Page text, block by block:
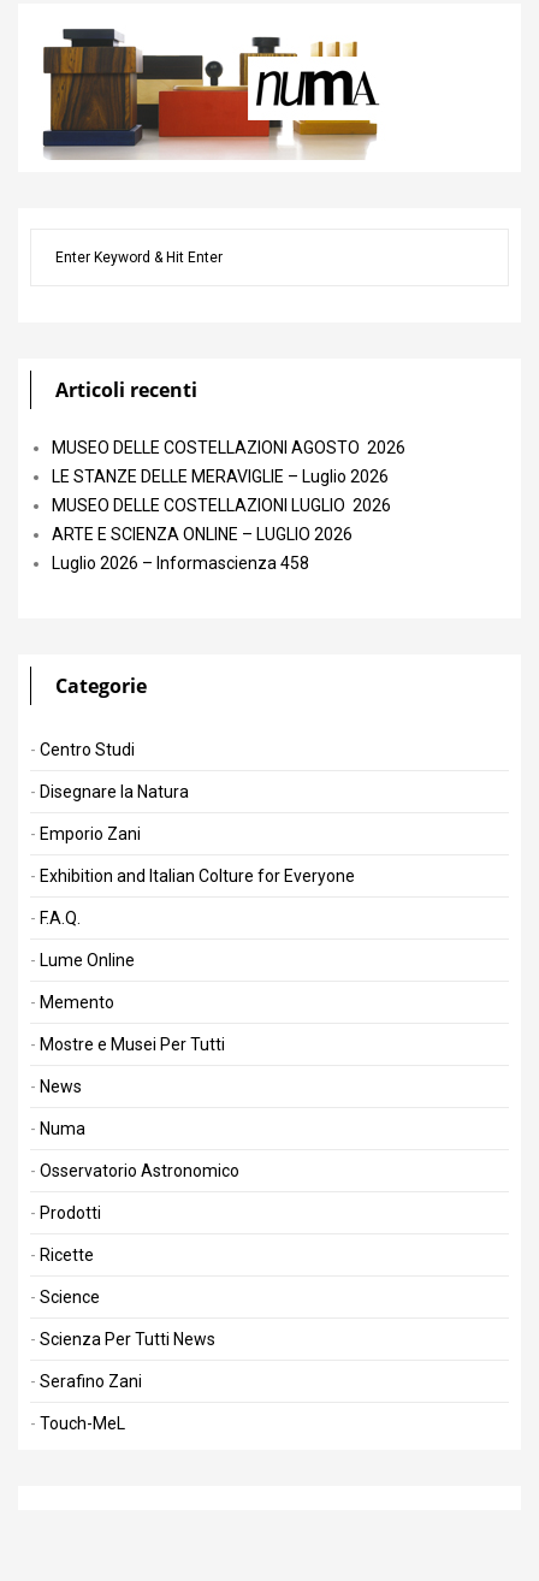
Articoli recenti
MUSEO DELLE COSTELLAZIONI AGOSTO 2026
LE STANZE DELLE MERAVIGLIE – Luglio 2026
MUSEO DELLE COSTELLAZIONI LUGLIO 2026
ARTE E SCIENZA ONLINE – LUGLIO 2026
Luglio 2026 – Informascienza 458
Categorie
Centro Studi
Disegnare la Natura
Emporio Zani
Exhibition and Italian Colture for Everyone
F.A.Q.
Lume Online
Memento
Mostre e Musei Per Tutti
News
Numa
Osservatorio Astronomico
Prodotti
Ricette
Science
Scienza Per Tutti News
Serafino Zani
Touch-MeL